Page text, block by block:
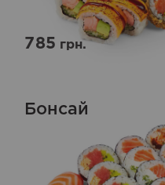
785грн.
Бонсай